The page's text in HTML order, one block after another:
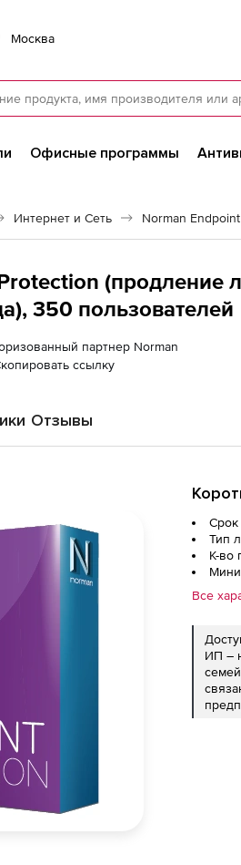
Москва
Офисные программы
Интернет и Сеть Norman
(продление
350 пользователей
партнер Norman
ссылку
Отзывы
Срок
Тип
К-во
Все
ИП –